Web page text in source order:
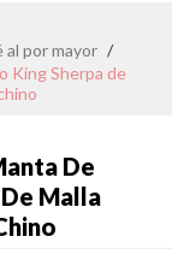
al por mayor /
King Sherpa de
De
Malla